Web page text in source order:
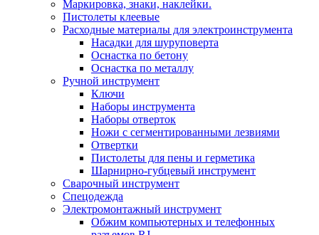
Маркировка, знаки, наклейки.
Пистолеты клеевые
Расходные материалы для электроинструмента
Насадки для шуруповерта
Оснастка по бетону
Оснастка по металлу
Ручной инструмент
Ключи
Наборы инструмента
Наборы отверток
Ножи с сегментированными лезвиями
Отвертки
Пистолеты для пены и герметика
Шарнирно-губцевый инструмент
Сварочный инструмент
Спецодежда
Электромонтажный инструмент
Обжим компьютерных и телефонных